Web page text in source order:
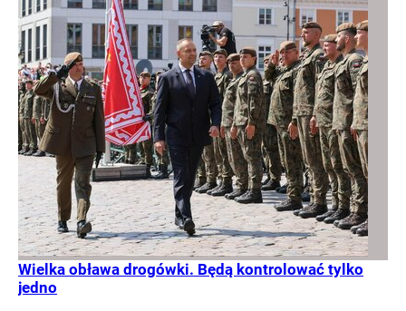
Wielka obława drogówki. Będą kontrolować tylko
jedno